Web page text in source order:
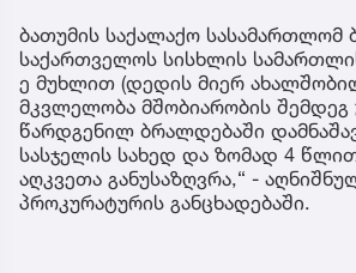
ბათუმის საქალაქო
საქართველოს სისხლის
ე მუხლით (დედის მიერ
მკვლელობა მშობიარობის შემდეგ
წარდგენილ ბრალდებაში
სასჯელის სახედ და ზომად 4
აღკვეთა განუსაზღვრა,“ -
პროკურატურის განცხადებაში.